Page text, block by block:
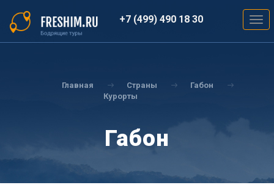
основному
содержанию
+7 (499) 490 18 30
Главная Страны
Габон
Курорты
Габон